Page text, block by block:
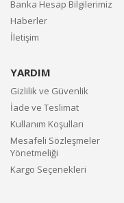
Banka Hesap Bilgilerimiz
Haberler
İletişim
YARDIM
Gizlilik ve Güvenlik
İade ve Teslimat
Kullanım Koşulları
Mesafeli Sözleşmeler
Yönetmeliği
Kargo Seçenekleri